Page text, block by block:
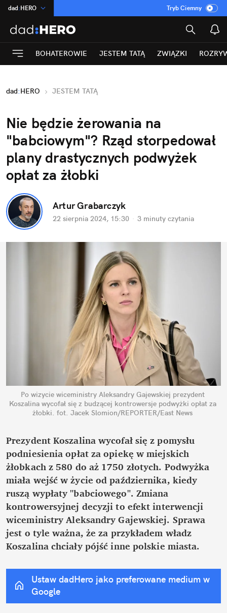
dad:HERO
:Temat
INN:Poland
ASZ:dziennik
Rozrywka
Tryb Ciemny
BOHATEROWIE JESTEM TATĄ ZWIĄZKI
dad:HERO JESTEM TATĄ
Nie będzie żerowania na
"babciowym"? Rząd storpedował
plany drastycznych podwyżek
opłat za żłobki
Artur Grabarczyk
22 sierpnia 2024, 15:30 · 3 minuty czytania
Po wizycie wiceministry Aleksandry Gajewskiej prezydent
Koszalina wycofał się z budzącej kontrowersje podwyżki opłat za
żłobki. fot. Jacek Slomion/REPORTER/East News
Prezydent Koszalina wycofał się z pomysłu
podniesienia opłat za opiekę w miejskich
żłobkach z 580 do aż 1750 złotych. Podwyżka
miała wejść w życie od października, kiedy
ruszą wypłaty "babciowego". Zmiana
kontrowersyjnej decyzji to efekt interwencji
wiceministry Aleksandry Gajewskiej. Sprawa
jest o tyle ważna, że za przykładem władz
Koszalina chciały pójść inne polskie miasta.
Ustaw dadHero jako preferowane medium w
Google